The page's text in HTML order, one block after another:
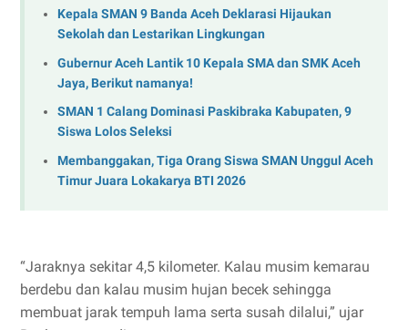
Kepala SMAN 9 Banda Aceh Deklarasi Hijaukan
Sekolah dan Lestarikan Lingkungan
Gubernur Aceh Lantik 10 Kepala SMA dan SMK Aceh
Jaya, Berikut namanya!
SMAN 1 Calang Dominasi Paskibraka Kabupaten, 9
Siswa Lolos Seleksi
Membanggakan, Tiga Orang Siswa SMAN Unggul Aceh
Timur Juara Lokakarya BTI 2026
“Jaraknya sekitar 4,5 kilometer. Kalau musim kemarau
berdebu dan kalau musim hujan becek sehingga
membuat jarak tempuh lama serta susah dilalui,” ujar